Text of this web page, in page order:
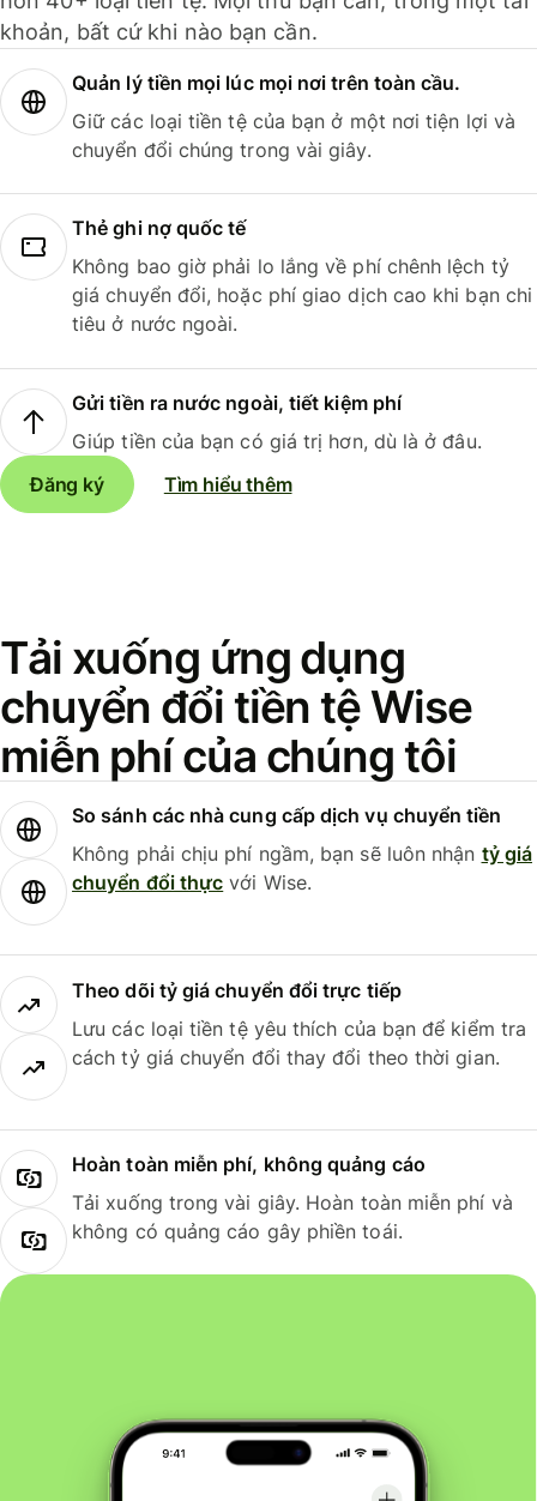
khoản, bất cứ khi nào bạn cần.
Quản lý tiền mọi lúc mọi nơi trên toàn cầu.
Giữ các loại tiền tệ của bạn ở một nơi tiện lợi và
chuyển đổi chúng trong vài giây.
Thẻ ghi nợ quốc tế
Không bao giờ phải lo lắng về phí chênh lệch tỷ
giá chuyển đổi, hoặc phí giao dịch cao khi bạn chi
tiêu ở nước ngoài.
Gửi tiền ra nước ngoài, tiết kiệm phí
Giúp tiền của bạn có giá trị hơn, dù là ở đâu.
Đăng ký
Tìm hiểu thêm
Tải xuống ứng dụng
chuyển đổi tiền tệ Wise
miễn phí của chúng tôi
So sánh các nhà cung cấp dịch vụ chuyển tiền
Không phải chịu phí ngầm, bạn sẽ luôn nhận tỷ giá
chuyển đổi thực với Wise.
Theo dõi tỷ giá chuyển đổi trực tiếp
Lưu các loại tiền tệ yêu thích của bạn để kiểm tra
cách tỷ giá chuyển đổi thay đổi theo thời gian.
Hoàn toàn miễn phí, không quảng cáo
Tải xuống trong vài giây. Hoàn toàn miễn phí và
không có quảng cáo gây phiền toái.